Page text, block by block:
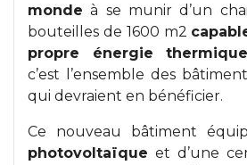
monde à se munir d’un
bouteilles de 1600 m2
propre énergie thermique
c’est l’ensemble des
qui devraient en bénéficier.
Ce nouveau bâtiment
photovoltaïque et d’une